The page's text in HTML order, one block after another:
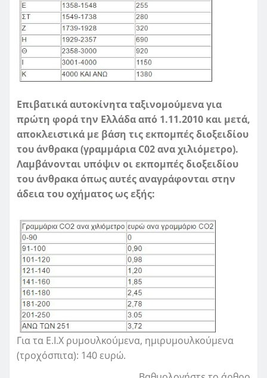
Επιβατικά αυτοκίνητα ταξινομούμενα για
πρώτη φορά την Ελλάδα από 1.11.2010 και μετά,
αποκλειστικά με βάση τις εκπομπές διοξειδίου
του άνθρακα (γραμμάρια C02 ανα χιλιόμετρο).
Λαμβάνονται υπόψιν οι εκπομπές διοξειδίου
του άνθρακα όπως αυτές αναγράφονται στην
άδεια του οχήματος ως εξής:
Για τα Ε.Ι.Χ ρυμουλκούμενα, ημιρυμουλκούμενα
(τροχόσπιτα): 140 ευρώ.